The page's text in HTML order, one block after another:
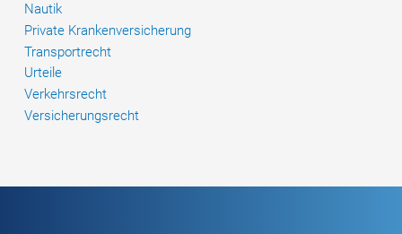
Nautik
Private Krankenversicherung
Transportrecht
Urteile
Verkehrsrecht
Versicherungsrecht